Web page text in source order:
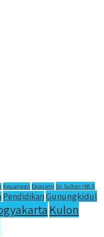
Keuangan Ekonomi Sri Sultan HB X
PendidikanGunungkidul
Kulon